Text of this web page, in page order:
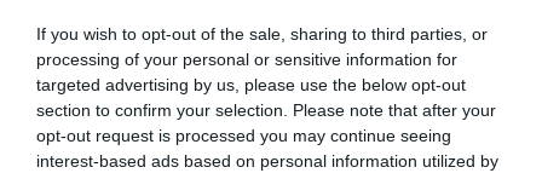
If you wish to opt-out of the sale, sharing to third parties, or
processing of your personal or sensitive information for
targeted advertising by us, please use the below opt-out
section to confirm your selection. Please note that after your
opt-out request is processed you may continue seeing
interest-based ads based on personal information utilized by